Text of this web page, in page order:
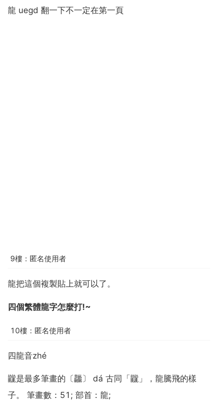
龍 uegd 翻一下不一定在第一頁
9樓：匿名使用者
龍把這個複製貼上就可以了。
四個繁體龍字怎麼打!~
10樓：匿名使用者
四龍音zhé
龖是最多筆畫的〔龘〕 dá 古同「龖」，龍騰飛的樣
子。 筆畫數：51; 部首：龍;